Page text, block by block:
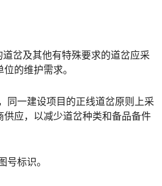
岔及其他有特殊要求的道岔应采
的维护需求。󠅅󠅃󠄵󠅂󠄪󠇖󠆨󠆨󠇕󠆞󠆒󠅬󠇘󠆭󠆘󠇙󠆝󠅵󠇗󠆭󠆁󠄐󠇗󠅹󠅸󠇖󠆍󠅳󠇖󠅹󠅰󠇖󠆌󠅹
同一建设项目的正线道岔原则上采
应，以减少道岔种类和备品备件
标识。